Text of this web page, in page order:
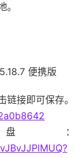
便携版
接即可保存。
：